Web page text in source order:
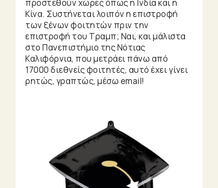
UrBook
Urban
Audio
Heroes
Μικρές
Motion
Picture
προστεθούν χώρες όπως η Ινδία και η
Κίνα. Συστήνεται λοιπόν η επιστροφή
των ξένων φοιτητών πριν την
επιστροφή του Τραμπ; Ναι, και μάλιστα
στο Πανεπιστήμιο της Νότιας
Καλιφόρνια, που μετράει πάνω από
17000 διεθνείς φοιτητές, αυτό έχει γίνει
ρητώς, γραπτώς, μέσω email!